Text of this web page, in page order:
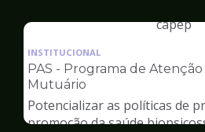
INSTITUCIONAL
PAS - Programa de
Mutuário
Potencializar as políticas de
promoção da saúde